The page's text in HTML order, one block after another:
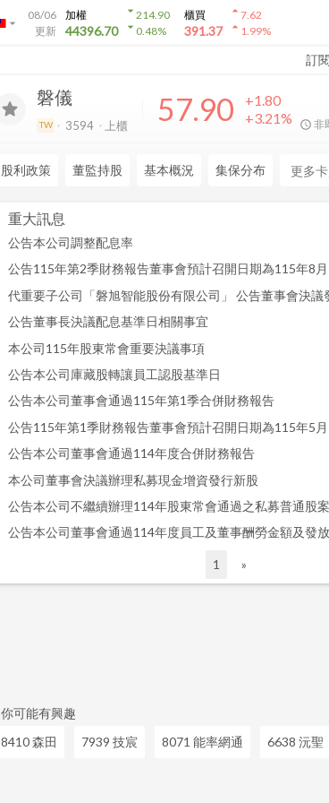
arrow_drop_down
08/06
更新
加權
44396.70
arrow_drop_down214.90
arrow_drop_down0.48%
櫃買
391.37
arrow_drop_up7.62
arrow_drop_up1.99%
訂
磐儀
TW 3594 上櫃 57.90
+1.80
+3.21%
非
股利政策 董監持股 基本概況 集保分布
重大訊息
公告本公司調整配息率
公告115年第2季財務報告董事會預計召開日期為115年8
公告董事長決議配息基準日相關事宜
本公司115年股東常會重要決議事項
公告本公司庫藏股轉讓員工認股基準日
公告本公司董事會通過115年第1季合併財務報告
公告115年第1季財務報告董事會預計召開日期為115年5
公告本公司董事會通過114年度合併財務報告
本公司董事會決議辦理私募現金增資發行新股
公告本公司不繼續辦理114年股東常會通過之私募普通股案
公告本公司董事會通過114年度員工及董事酬勞金額及發
1 »
你可能有興趣
8410 森田
7939 技宸 8071 能率網通 6638 沅聖